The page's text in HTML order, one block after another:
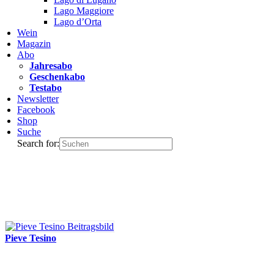
Lago Maggiore
Lago d’Orta
Wein
Magazin
Abo
Jahresabo
Geschenkabo
Testabo
Newsletter
Facebook
Shop
Suche
Search for:
Pieve Tesino